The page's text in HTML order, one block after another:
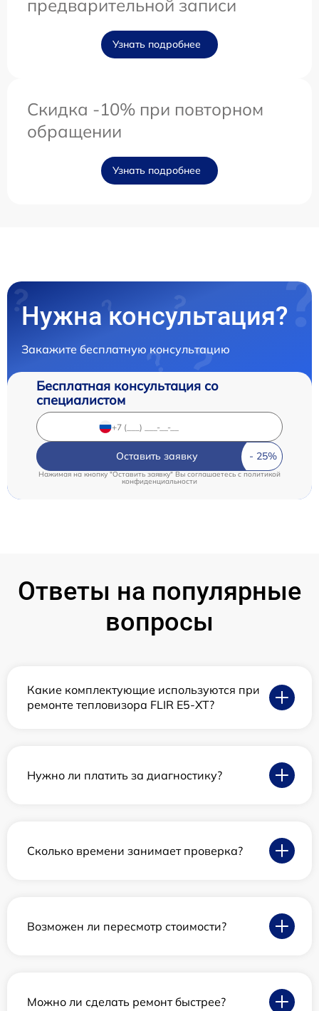
предварительной записи
Узнать подробнее
Скидка -10% при повторном
обращении
Узнать подробнее
Нужна консультация?
Закажите бесплатную консультацию
Бесплатная консультация со
специалистом
Оставить заявку
Нажимая на кнопку "Оставить заявку" Вы соглашаетесь c политикой
конфиденциальности
Ответы на популярные
вопросы
Какие комплектующие используются при
ремонте тепловизора FLIR E5-XT?
Нужно ли платить за диагностику?
Сколько времени занимает проверка?
Возможен ли пересмотр стоимости?
Можно ли сделать ремонт быстрее?